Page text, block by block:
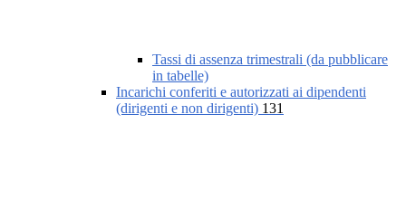
Tassi di assenza trimestrali (da pubblicare
in tabelle)
Incarichi conferiti e autorizzati ai dipendenti
(dirigenti e non dirigenti) 131